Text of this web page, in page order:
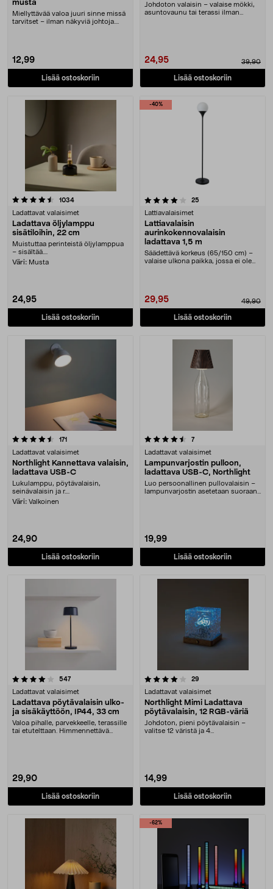
musta
Miellyttävää valoa juuri sinne missä
tarvitset – ilman näkyviä johtoja.
12,99
Lisää ostoskoriin
Johdoton valaisin – valaise mökki,
asuntovaunu tai terassi ilman
24,95 39,90
Lisää ostoskoriin
1034arvostelut
Ladattavat valaisimet
Ladattava öljylamppu
sisätiloihin, 22 cm
Muistuttaa perinteistä öljylamppua
– sisältää....
Väri: Musta
24,95
Lisää ostoskoriin
-40%
4.0 viidestä tähdestä 25
Lattiavalaisimet
Lattiavalaisin
aurinkokennovalaisin
ladattava 1,5 m
Säädettävä korkeus (65/150 cm) –
valaise ulkona paikka, jossa ei ole
29,95 49,90
Lisää ostoskoriin
171
Ladattavat valaisimet
Northlight Kannettava valaisin,
ladattava USB-C
Lukulamppu, pöytävalaisin,
seinävalaisin ja r....
Väri: Valkoinen
24,90
Lisää ostoskoriin
4.5 viidestä tähdestä 7arvostelut
Ladattavat valaisimet
Lampunvarjostin pulloon,
ladattava USB-C, Northlight
Luo persoonallinen pullovalaisin –
lampunvarjostin asetetaan suoraan
19,99
Lisää ostoskoriin
547arvostelut
Ladattavat valaisimet
Ladattava pöytävalaisin ulko-
ja sisäkäyttöön, IP44, 33 cm
Valoa pihalle, parvekkeelle, terassille
tai etutelttaan. Himmennettävä
29,90
Lisää ostoskoriin
4.0 viidestä tähdestä 29
Ladattavat valaisimet
Northlight Mimi Ladattava
pöytävalaisin, 12 RGB-väriä
Johdoton, pieni pöytävalaisin –
valitse 12 väristä ja 4
14,99
Lisää ostoskoriin
-62%